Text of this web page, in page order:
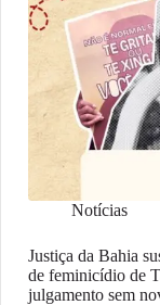
Notícias
Justiça da Bahia
de feminicídio de
julgamento sem